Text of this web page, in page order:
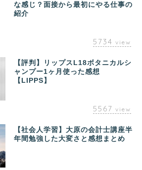
な感じ？面接から最初にやる仕事の
紹介
5734 view
【評判】リップスL18ボタニカルシ
ャンプー1ヶ月使った感想
【LIPPS】
5567 view
【社会人学習】大原の会計士講座半
年間勉強した大変さと感想まとめ